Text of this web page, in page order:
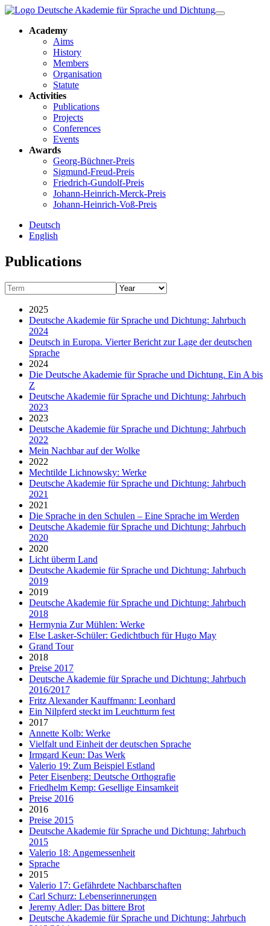
Academy
Aims
History
Members
Organisation
Statute
Activities
Publications
Projects
Conferences
Events
Awards
Georg-Büchner-Preis
Sigmund-Freud-Preis
Friedrich-Gundolf-Preis
Johann-Heinrich-Merck-Preis
Johann-Heinrich-Voß-Preis
Deutsch
English
Publications
2025
Deutsche Akademie für Sprache und Dichtung: Jahrbuch
2024
Deutsch in Europa. Vierter Bericht zur Lage der deutschen
Sprache
2024
Die Deutsche Akademie für Sprache und Dichtung. Ein A bis
Z
Deutsche Akademie für Sprache und Dichtung: Jahrbuch
2023
2023
Deutsche Akademie für Sprache und Dichtung: Jahrbuch
2022
Mein Nachbar auf der Wolke
2022
Mechtilde Lichnowsky: Werke
Deutsche Akademie für Sprache und Dichtung: Jahrbuch
2021
2021
Die Sprache in den Schulen – Eine Sprache im Werden
Deutsche Akademie für Sprache und Dichtung: Jahrbuch
2020
2020
Licht überm Land
Deutsche Akademie für Sprache und Dichtung: Jahrbuch
2019
2019
Deutsche Akademie für Sprache und Dichtung: Jahrbuch
2018
Hermynia Zur Mühlen: Werke
Else Lasker-Schüler: Gedichtbuch für Hugo May
Grand Tour
2018
Preise 2017
Deutsche Akademie für Sprache und Dichtung: Jahrbuch
2016/2017
Fritz Alexander Kauffmann: Leonhard
Ein Nilpferd steckt im Leuchtturm fest
2017
Annette Kolb: Werke
Vielfalt und Einheit der deutschen Sprache
Irmgard Keun: Das Werk
Valerio 19: Zum Beispiel Estland
Peter Eisenberg: Deutsche Orthografie
Friedhelm Kemp: Gesellige Einsamkeit
Preise 2016
2016
Preise 2015
Deutsche Akademie für Sprache und Dichtung: Jahrbuch
2015
Valerio 18: Angemessenheit
Sprache
2015
Valerio 17: Gefährdete Nachbarschaften
Carl Schurz: Lebenserinnerungen
Jeremy Adler: Das bittere Brot
Deutsche Akademie für Sprache und Dichtung: Jahrbuch